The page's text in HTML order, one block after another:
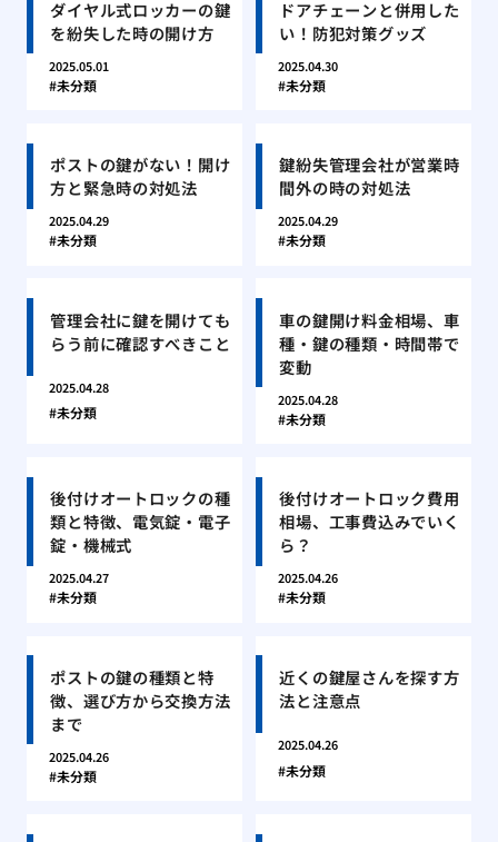
ダイヤル式ロッカーの鍵
を紛失した時の開け方
2025.05.01
未分類
ドアチェーンと併用した
い！防犯対策グッズ
2025.04.30
未分類
ポストの鍵がない！開け
方と緊急時の対処法
2025.04.29
未分類
鍵紛失管理会社が営業時
間外の時の対処法
2025.04.29
未分類
管理会社に鍵を開けても
らう前に確認すべきこと
2025.04.28
未分類
車の鍵開け料金相場、車
種・鍵の種類・時間帯で
変動
2025.04.28
未分類
後付けオートロックの種
類と特徴、電気錠・電子
錠・機械式
2025.04.27
未分類
後付けオートロック費用
相場、工事費込みでいく
ら？
2025.04.26
未分類
ポストの鍵の種類と特
徴、選び方から交換方法
まで
2025.04.26
未分類
近くの鍵屋さんを探す方
法と注意点
2025.04.26
未分類